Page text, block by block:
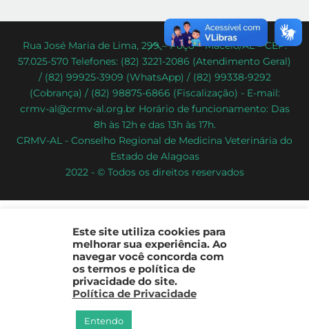
Back
To
Top
Rua José Maria de Lima, 299 – Poço – Maceió/AL – CEP:
57.025-570 Telefones: (82) 3221-2086 (Atendimento Geral)
/ (82) 99925-3909 (WhatsApp) / (82) 99338-9292
(Cobrança) / (82) 98875-6866 (Fiscalização) - E-mail:
crmv-al@crmv-al.org.br Horário de funcionamento: Das
8h às 12h e das 13h às 17h.
CRMV-AL - Conselho Regional de Medicina Veterinária do
Estado de Alagoas
2022 - © Todos os direitos reservados
Este site utiliza cookies para
melhorar sua experiência. Ao
navegar você concorda com
os termos e política de
privacidade do site.
Política de Privacidade
Entendo